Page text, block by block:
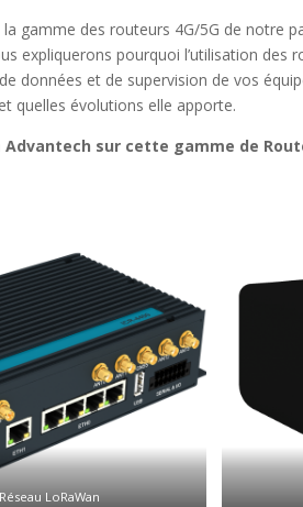
gamme des routeurs 4G/5G de notre
expliquerons pourquoi l’utilisation des
données et de supervision de vos
quelles évolutions elle apporte.
sur cette gamme de
LoRaWan